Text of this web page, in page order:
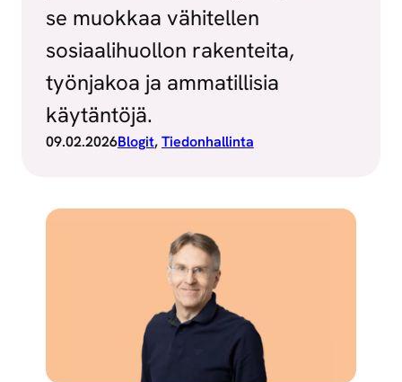
se muokkaa vähitellen
sosiaalihuollon rakenteita,
työnjakoa ja ammatillisia
käytäntöjä.
09.02.2026Blogit, Tiedonhallinta